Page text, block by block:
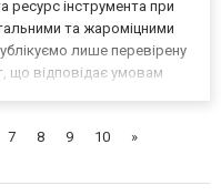
ресурс інструмента при
та жароміцними
лише перевірену
що відповідає умовам
7 8 9 10 »